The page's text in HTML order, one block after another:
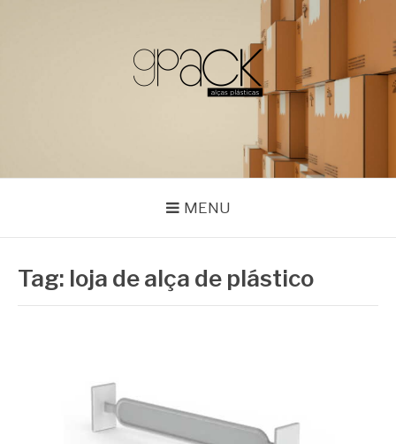
MENU
Tag: loja de alça de plástico